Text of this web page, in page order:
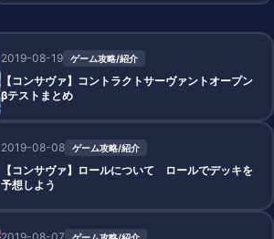
2019-08-19 ゲーム攻略/紹介
【コンサヴァ】コントラクトサーヴァントオープン
βテストまとめ
2019-08-08 ゲーム攻略/紹介
【コンサヴァ】ロールについて ロールでデッキを
予想しよう